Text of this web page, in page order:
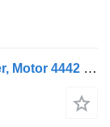
Воздушный фильтр DAF YA Luchtfilter, Motor 4442 для грузовика DAF